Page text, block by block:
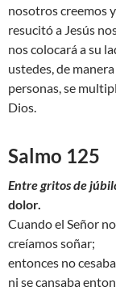
nosotros creemos
resucitó a Jesús
nos colocará a su
ustedes, de
personas, se
Dios.
Salmo 125
Entre gritos de
dolor.
Cuando el Señor
creíamos soñar;
entonces no
ni se cansaba